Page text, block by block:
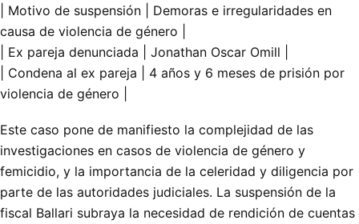
| Motivo de suspensión | Demoras e irregularidades en
causa de violencia de género |
| Ex pareja denunciada | Jonathan Oscar Omill |
| Condena al ex pareja | 4 años y 6 meses de prisión por
violencia de género |
Este caso pone de manifiesto la complejidad de las
investigaciones en casos de violencia de género y
femicidio, y la importancia de la celeridad y diligencia por
parte de las autoridades judiciales. La suspensión de la
fiscal Ballari subraya la necesidad de rendición de cuentas